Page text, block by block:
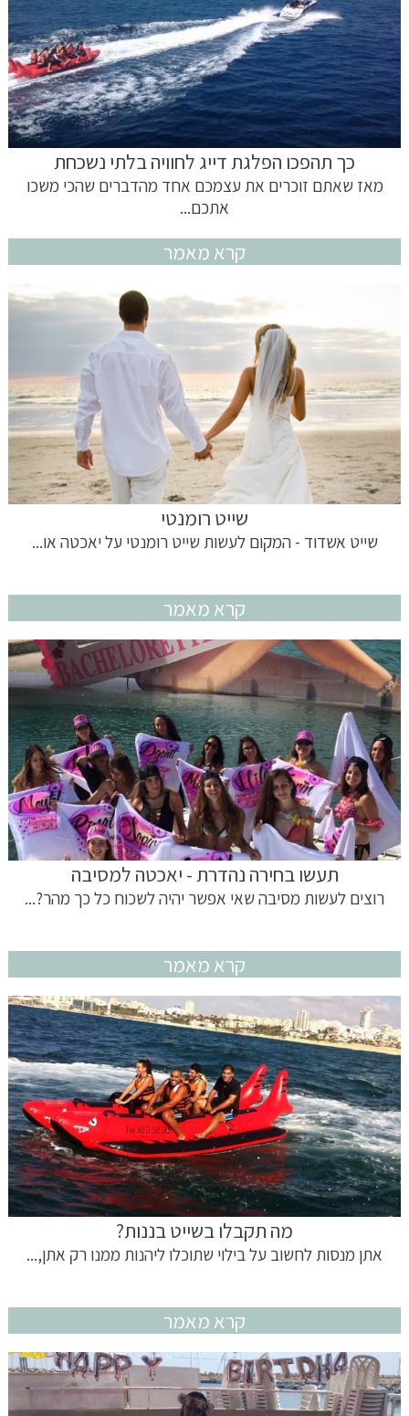
כך תהפכו הפלגת דייג לחוויה בלתי נשכחת
מאז שאתם זוכרים את עצמכם אחד מהדברים שהכי משכו
אתכם...
קרא מאמר
שייט רומנטי
שייט אשדוד - המקום לעשות שייט רומנטי על יאכטה או...
קרא מאמר
תעשו בחירה נהדרת - יאכטה למסיבה
רוצים לעשות מסיבה שאי אפשר יהיה לשכוח כל כך מהר?...
קרא מאמר
מה תקבלו בשייט בננות?
אתן מנסות לחשוב על בילוי שתוכלו ליהנות ממנו רק אתן,...
קרא מאמר